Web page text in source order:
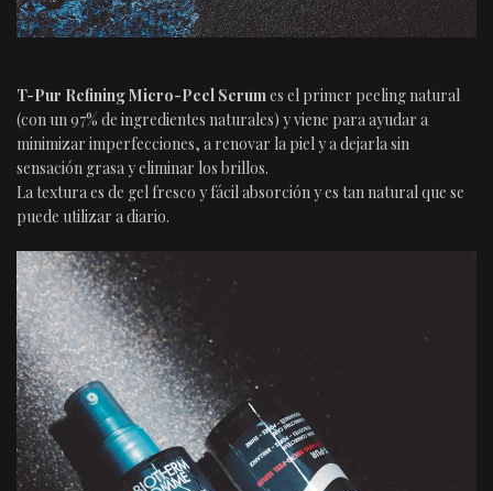
T-Pur Refining Micro-Peel Serum es el primer peeling natural
(con un 97% de ingredientes naturales) y viene para ayudar a
minimizar imperfecciones, a renovar la piel y a dejarla sin
sensación grasa y eliminar los brillos.
La textura es de gel fresco y fácil absorción y es tan natural que se
puede utilizar a diario.